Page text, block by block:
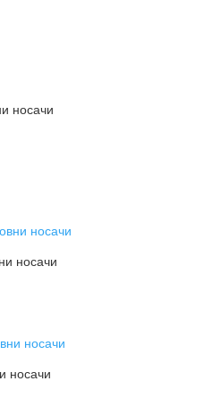
носачи
носачи
носачи